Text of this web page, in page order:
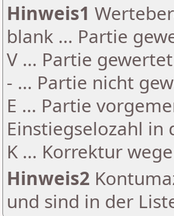
Hinweis1
blank ... Partie
V ... Partie
- ... Partie nicht
E ... Partie
Einstiegselozahl
K ... Korrektur
Hinweis2
und sind in der